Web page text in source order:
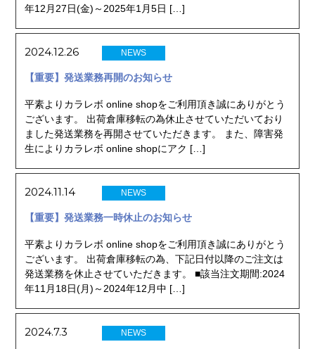
年12月27日(金)～2025年1月5日 […]
2024.12.26 NEWS
【重要】発送業務再開のお知らせ
平素よりカラレボ online shopをご利用頂き誠にありがとう
ございます。 出荷倉庫移転の為休止させていただいており
ました発送業務を再開させていただきます。 また、障害発
生によりカラレボ online shopにアク […]
2024.11.14 NEWS
【重要】発送業務一時休止のお知らせ
平素よりカラレボ online shopをご利用頂き誠にありがとう
ございます。 出荷倉庫移転の為、下記日付以降のご注文は
発送業務を休止させていただきます。 ■該当注文期間:2024
年11月18日(月)～2024年12月中 […]
2024.7.3 NEWS